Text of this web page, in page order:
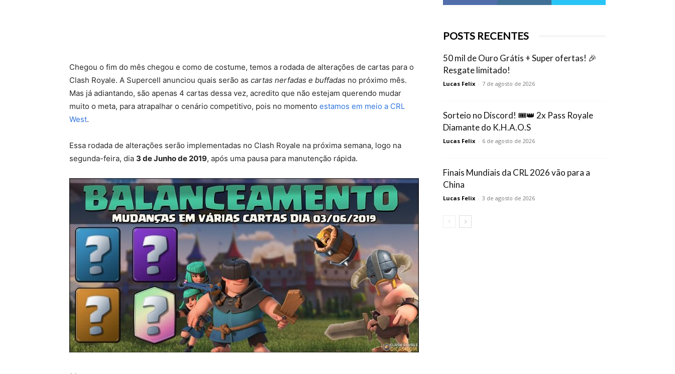
Chegou o fim do mês chegou e como de costume, temos a rodada de alterações de cartas para o
Clash Royale. A Supercell anunciou quais serão as cartas nerfadas e buffadas no próximo mês.
Mas já adiantando, são apenas 4 cartas dessa vez, acredito que não estejam querendo mudar
muito o meta, para atrapalhar o cenário competitivo, pois no momento estamos em meio a CRL
West.
Essa rodada de alterações serão implementadas no Clash Royale na próxima semana, logo na
segunda-feira, dia 3 de Junho de 2019, após uma pausa para manutenção rápida.
POSTS RECENTES
50 mil de Ouro Grátis + Super ofertas! 🎉
Resgate limitado!
Lucas Felix - 7 de agosto de 2026
Sorteio no Discord! 🎟️👑 2x Pass Royale
Diamante do K.H.A.O.S
Lucas Felix - 6 de agosto de 2026
Finais Mundiais da CRL 2026 vão para a
China
Lucas Felix - 3 de agosto de 2026